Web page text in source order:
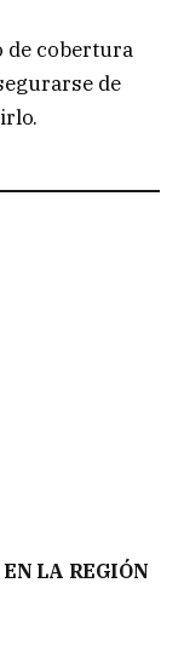
de cobertura
de
EN LA REGIÓN